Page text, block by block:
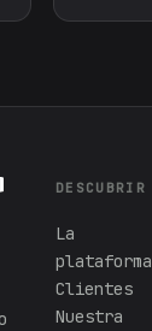
DESCUBRIR
La
plataforma
Clientes
Nuestra